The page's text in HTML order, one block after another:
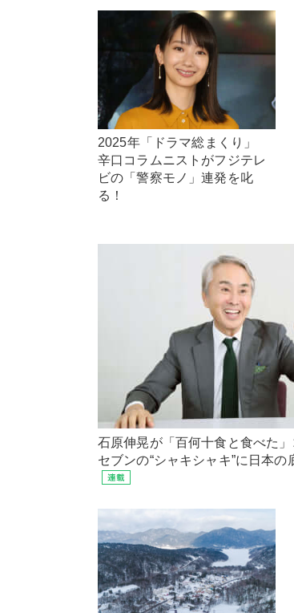
2025年「ドラマ総まくり」
辛口コラムニストがフジテレ
ビの「警察モノ」連発を叱
る！
石原伸晃が「百何十食と食べた
セブンの“シャキシャキ”に日本の